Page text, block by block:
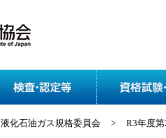
協会案内
液化石油ガス規格委員会 > R3年度